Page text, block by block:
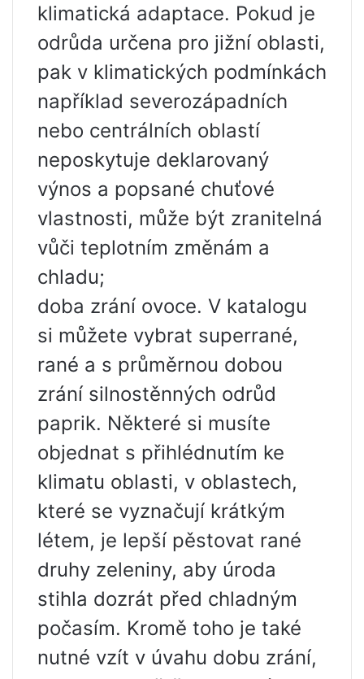
klimatická adaptace. Pokud je
odrůda určena pro jižní oblasti,
pak v klimatických podmínkách
například severozápadních
nebo centrálních oblastí
neposkytuje deklarovaný
výnos a popsané chuťové
vlastnosti, může být zranitelná
vůči teplotním změnám a
chladu;
doba zrání ovoce. V katalogu
si můžete vybrat superrané,
rané a s průměrnou dobou
zrání silnostěnných odrůd
paprik. Některé si musíte
objednat s přihlédnutím ke
klimatu oblasti, v oblastech,
které se vyznačují krátkým
létem, je lepší pěstovat rané
druhy zeleniny, aby úroda
stihla dozrát před chladným
počasím. Kromě toho je také
nutné vzít v úvahu dobu zrání,